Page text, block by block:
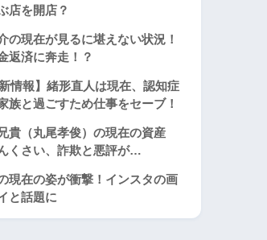
店を開店？
の現在が見るに堪えない状況！
返済に奔走！？
新情報】緒形直人は現在、認知症
族と過ごすため仕事をセーブ！
貴（丸尾孝俊）の現在の資産
くさい、詐欺と悪評が…
現在の姿が衝撃！インスタの画
と話題に